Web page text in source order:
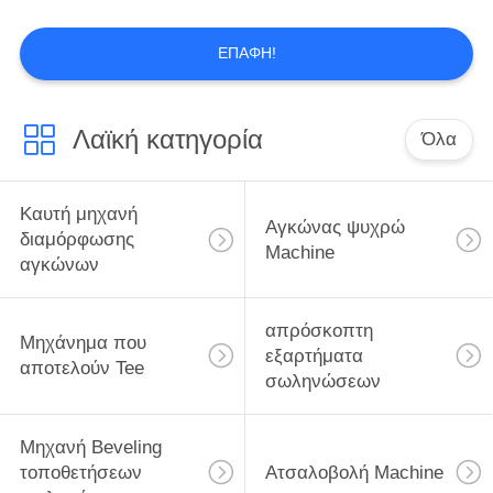
ΑΠΌΣΠΑΣΜΑ
SITEMAP
PRIVACY
POLICY
Μηχανή Beveling
τοποθετήσεων
σωληνώσεων
32
Ατσαλοβολή
Machine
ΕΠΑΦΉ!
Λαϊκή κατηγορία Όλα
Καυτή μηχανή
διαμόρφωσης
αγκώνων
Αγκώνας ψυχρώ
Machine
Μηχάνημα που
αποτελούν Tee
απρόσκοπτη
εξαρτήματα
σωληνώσεων
Μηχανή Beveling
τοποθετήσεων
Ατσαλοβολή Machine